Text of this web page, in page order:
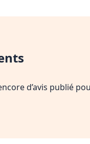
d’avis publié